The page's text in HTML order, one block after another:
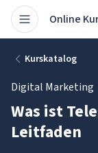
Online
Kurskatalog
Digital Marketing
Was ist
Leitfaden